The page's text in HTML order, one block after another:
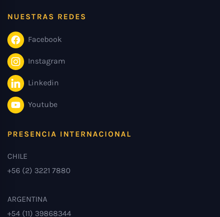
NUESTRAS REDES
Facebook
Instagram
Linkedin
Youtube
PRESENCIA INTERNACIONAL
CHILE
+56 (2) 3221 7880
ARGENTINA
+54 (11) 39868344